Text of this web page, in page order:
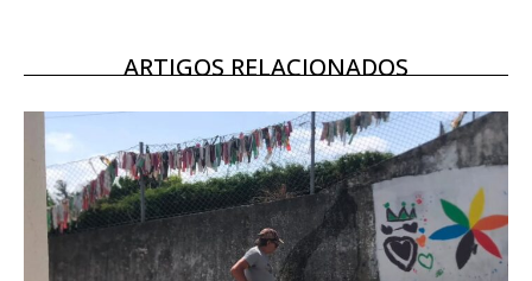
Acesso ao conteúdo online
Acesso aos conteúdos Exclusivos para
assinantes
Ofertas para assinatura anual
Escolha o plano
ARTIGOS RELACIONADOS